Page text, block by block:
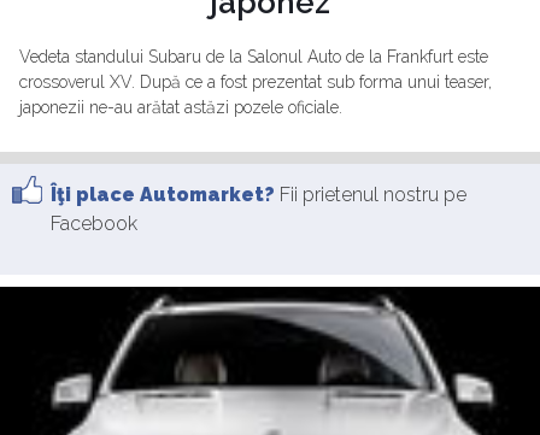
Vedeta standului Subaru de la Salonul Auto de la Frankfurt este
crossoverul XV. După ce a fost prezentat sub forma unui teaser,
japonezii ne-au arătat astăzi pozele oficiale.
Îţi place Automarket? Fii prietenul nostru pe
Facebook